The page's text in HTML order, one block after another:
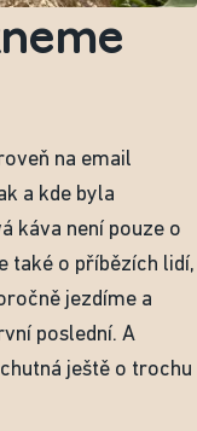
na email
a kde byla
káva není pouze o
také o příbězích lidí,
jezdíme a
poslední. A
ještě o trochu